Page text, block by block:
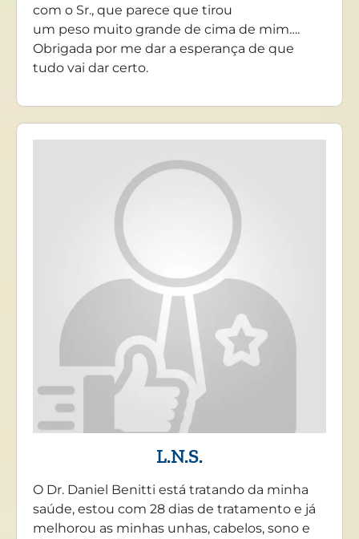
com o Sr., que parece que tirou
um peso muito grande de cima de mim….
Obrigada por me dar a esperança de que
tudo vai dar certo.
L.N.S.
O Dr. Daniel Benitti está tratando da minha
saúde, estou com 28 dias de tratamento e já
melhorou as minhas unhas, cabelos, sono e